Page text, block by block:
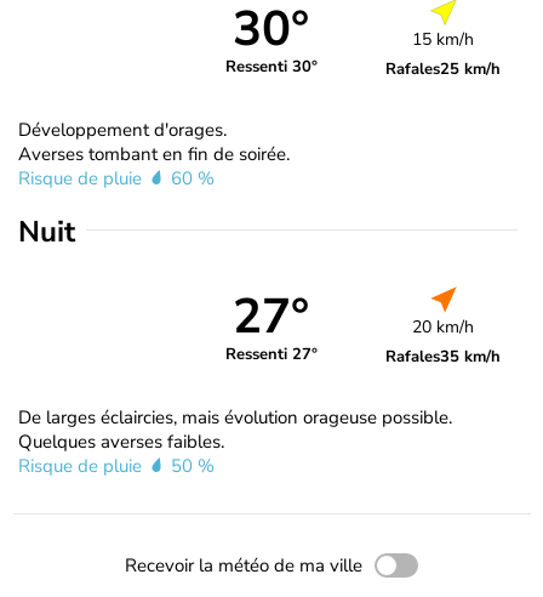
30°
Ressenti 30°
15 km/h
Rafales25 km/h
Développement d'orages.
Averses tombant en fin de soirée.
Risque de pluie
60 %
Nuit
27°
Ressenti 27°
20 km/h
Rafales35 km/h
De larges éclaircies, mais évolution orageuse possible.
Quelques averses faibles.
Risque de pluie
50 %
Recevoir la météo de ma ville